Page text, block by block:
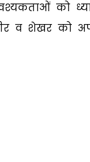
को
व शेखर को